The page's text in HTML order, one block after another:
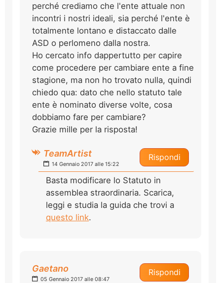
perché crediamo che l'ente attuale non
incontri i nostri ideali, sia perché l'ente è
totalmente lontano e distaccato dalle
ASD o perlomeno dalla nostra.
Ho cercato info dappertutto per capire
come procedere per cambiare ente a fine
stagione, ma non ho trovato nulla, quindi
chiedo qua: dato che nello statuto tale
ente è nominato diverse volte, cosa
dobbiamo fare per cambiare?
Grazie mille per la risposta!
Rispondi
TeamArtist
14 Gennaio 2017 alle 15:22
Basta modificare lo Statuto in
assemblea straordinaria. Scarica,
leggi e studia la guida che trovi a
questo link.
Rispondi
Gaetano
05 Gennaio 2017 alle 08:47